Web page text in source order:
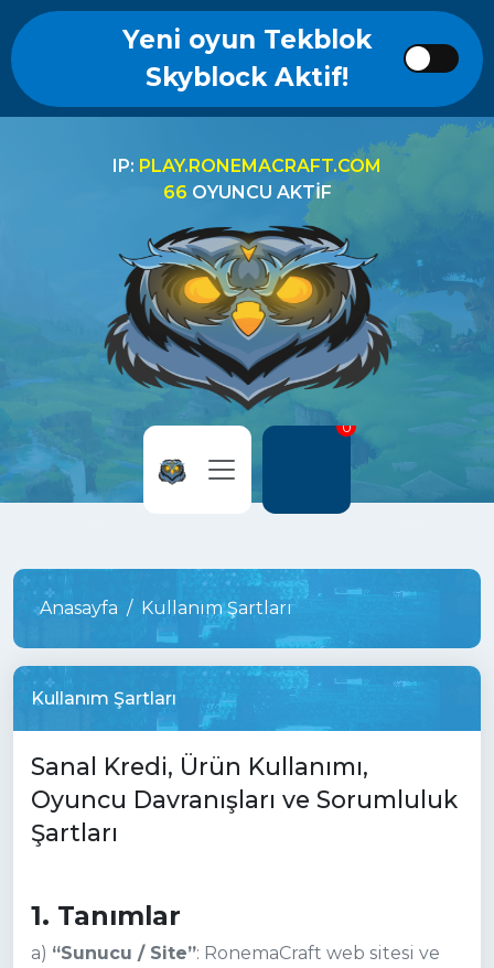
Yeni oyun Tekblok
Skyblock Aktif!
IP: PLAY.RONEMACRAFT.COM
66 OYUNCU AKTIF
0
Anasayfa Kullanım Şartları
Kullanım Şartları
Sanal Kredi, Ürün Kullanımı,
Oyuncu Davranışları ve Sorumluluk
Şartları
1. Tanımlar
a) “Sunucu / Site”: RonemaCraft web sitesi ve